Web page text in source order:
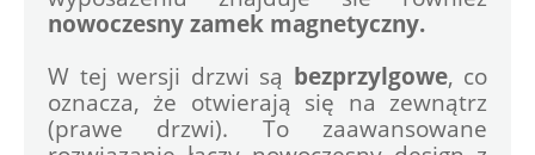
nowoczesny zamek magnetyczny.
W tej wersji drzwi są bezprzylgowe, co
oznacza, że otwierają się na zewnątrz
(prawe drzwi). To zaawansowane